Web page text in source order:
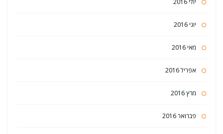
יולי 2016
יוני 2016
מאי 2016
אפריל 2016
מרץ 2016
פברואר 2016